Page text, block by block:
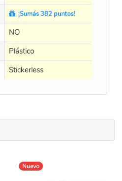
¡Sumás 382 puntos!
NO
Plástico
Stickerless
Nuevo